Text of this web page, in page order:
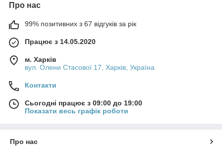
Про нас
99% позитивних з 67 відгуків за рік
Працює з 14.05.2020
м. Харків
вул. Олени Стасової 17, Харків, Україна
Контакти
Сьогодні працює з 09:00 до 19:00
Показати весь графік роботи
Про нас